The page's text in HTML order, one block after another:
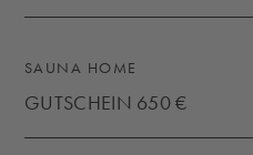
SAUNA HOME
GUTSCHEIN 650 €